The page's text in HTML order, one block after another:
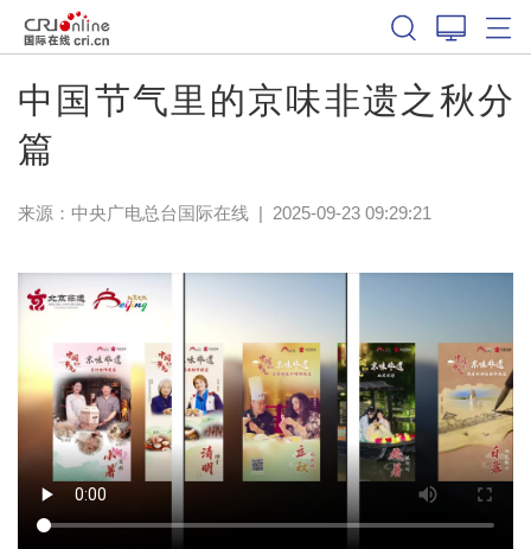
中国节气里的京味非遗之秋分
篇
来源：中央广电总台国际在线| 2025-09-23 09:29:21